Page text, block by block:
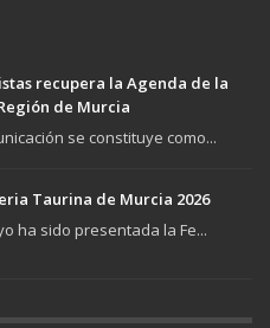
recupera la Agenda de la
de Murcia
se constituye como...
Taurina de Murcia 2026
ha sido presentada la Fe...